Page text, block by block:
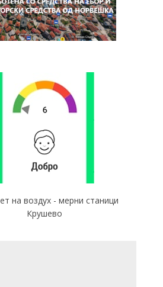
на воздух - мерни станици
Крушево